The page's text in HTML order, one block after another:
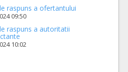
raspuns a ofertantului
09:50
raspuns a autoritatii
10:02